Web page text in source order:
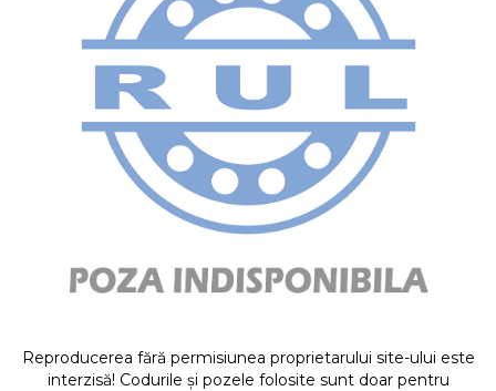
Reproducerea fără permisiunea proprietarului site-ului este
interzisă! Codurile și pozele folosite sunt doar pentru